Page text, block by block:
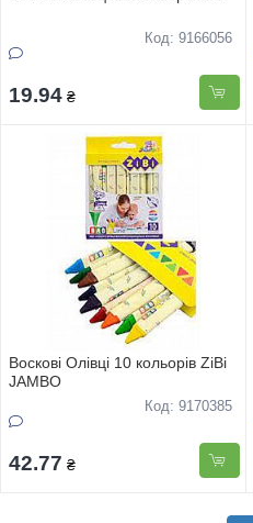
Код: 9166056
19.94 ₴
Воскові Олівці 10 кольорів ZiBi
JAMBO
Код: 9170385
42.77 ₴